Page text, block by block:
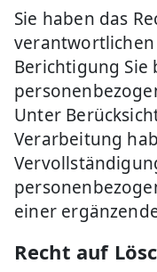
Sie haben das
Berichtigung
Unter
Verarbeitung
einer
Recht auf